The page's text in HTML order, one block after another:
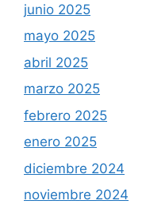
junio 2025
mayo 2025
abril 2025
marzo 2025
febrero 2025
enero 2025
diciembre 2024
noviembre 2024